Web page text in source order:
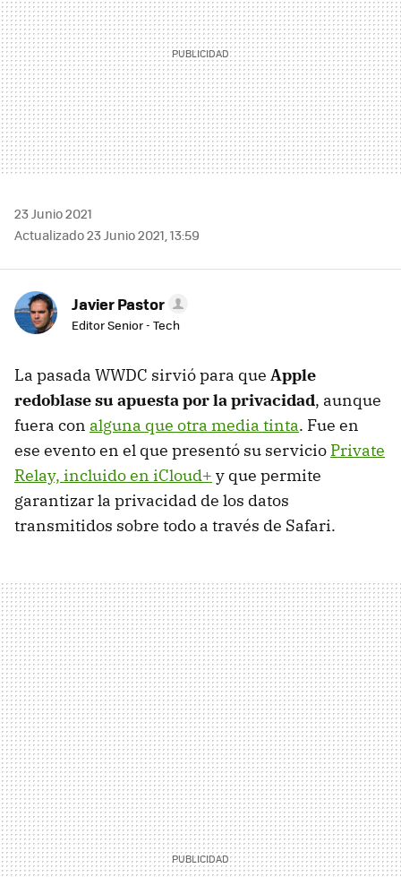
23 Junio 2021
Actualizado 23 Junio 2021, 13:59
Javier Pastor
Editor Senior - Tech
La pasada WWDC sirvió para que Apple
redoblase su apuesta por la privacidad, aunque
fuera con alguna que otra media tinta. Fue en
ese evento en el que presentó su servicio Private
Relay, incluido en iCloud+ y que permite
garantizar la privacidad de los datos
transmitidos sobre todo a través de Safari.